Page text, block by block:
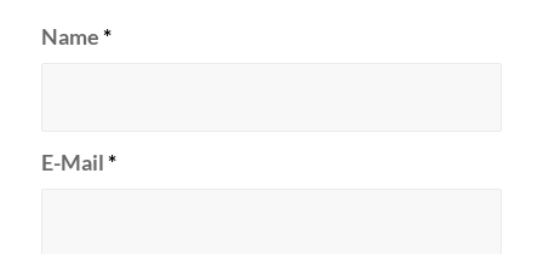
Name*
E-Mail*